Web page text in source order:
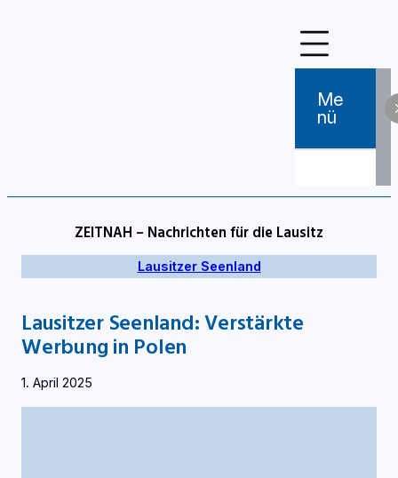
Me
Nü
ZEITNAH – Nachrichten für die Lausitz
Lausitzer Seenland
Lausitzer Seenland: Verstärkte
Werbung in Polen
1. April 2025